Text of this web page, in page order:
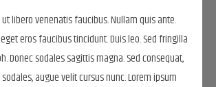
libero venenatis faucibus. Nullam quis ante.
eros faucibus tincidunt. Duis leo. Sed fringilla
Donec sodales sagittis magna. Sed consequat,
augue velit cursus nunc. Lorem ipsum